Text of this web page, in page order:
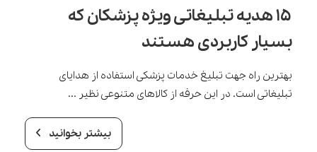
۱۵ هدیه تبلیغاتی ویژه پزشکان که
بسیار کاربردی هستند
بهترین راه جهت تبلیغ خدمات پزشکی استفاده از هدایای
تبلیغاتی است. در این حرفه از کالاهای متنوعی نظیر ...
بیشتر بخوانید